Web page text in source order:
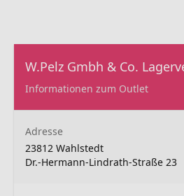
W.Pelz Gmbh & Co.
Informationen zum Outlet
Adresse
23812 Wahlstedt
Dr.-Hermann-Lindrath-Straße 23